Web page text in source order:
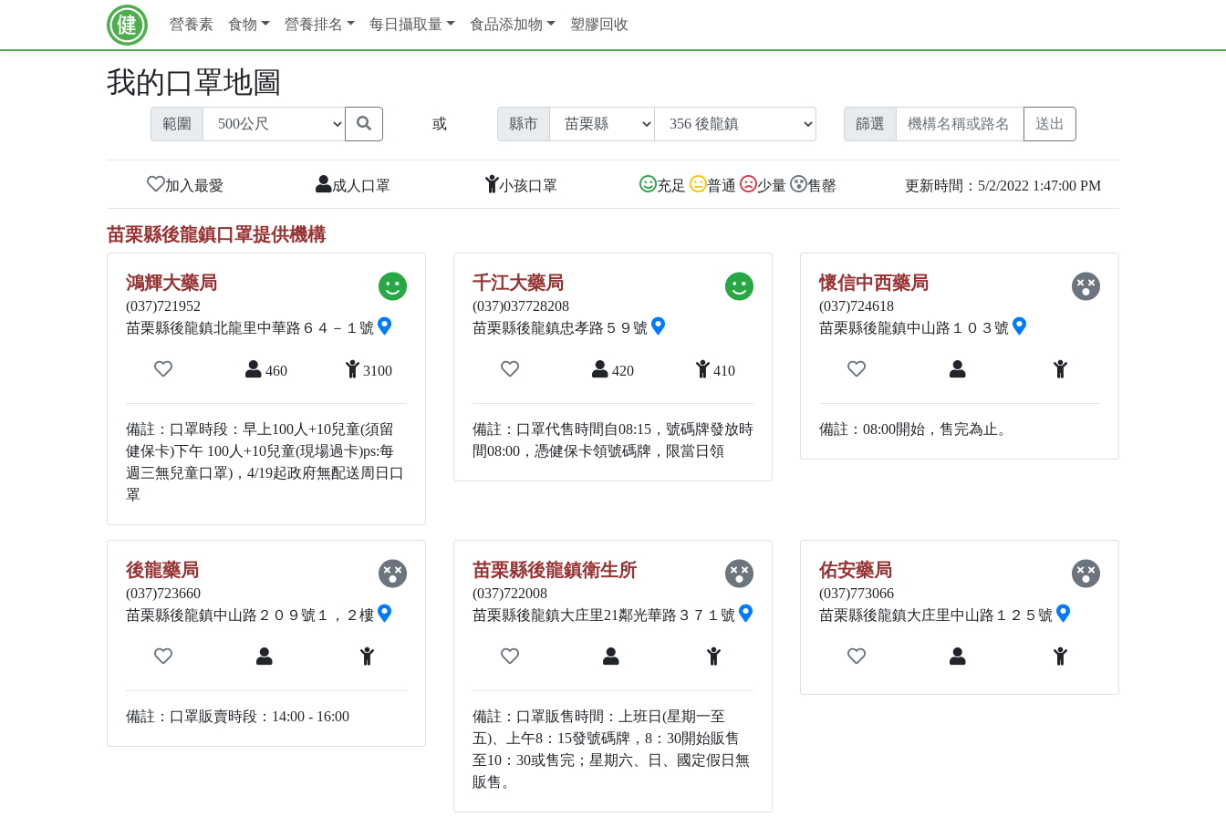
營養素 食物 營養排名 每日攝取量 食品添加物 塑膠回收
我的口罩地圖
範圍 或 縣市 篩選
加入最愛 成人口罩 小孩口罩 充足 普通 少量 售罄 更新時間：5/2/2022 1:47:00 PM
苗栗縣後龍鎮口罩提供機構
鴻輝大藥局
(037)721952
苗栗縣後龍鎮北龍里中華路６４－１號
460 3100
備註：口罩時段：早上100人+10兒童(須留
健保卡)下午 100人+10兒童(現場過卡)ps:每
週三無兒童口罩)，4/19起政府無配送周日口
罩
千江大藥局
(037)037728208
苗栗縣後龍鎮忠孝路５９號
420 410
備註：口罩代售時間自08:15，號碼牌發放時
間08:00，憑健保卡領號碼牌，限當日領
懷信中西藥局
(037)724618
苗栗縣後龍鎮中山路１０３號
備註：08:00開始，售完為止。
後龍藥局
(037)723660
苗栗縣後龍鎮中山路２０９號１，２樓
備註：口罩販賣時段：14:00 - 16:00
苗栗縣後龍鎮衛生所
(037)722008
苗栗縣後龍鎮大庄里21鄰光華路３７１號
備註：口罩販售時間：上班日(星期一至
五)、上午8：15發號碼牌，8：30開始販售
至10：30或售完；星期六、日、國定假日無
販售。
佑安藥局
(037)773066
苗栗縣後龍鎮大庄里中山路１２５號